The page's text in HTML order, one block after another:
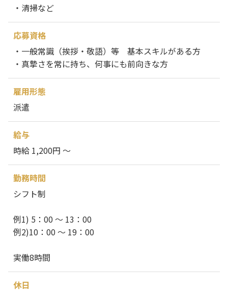
・清掃など
応募資格
・一般常識（挨拶・敬語）等 基本スキルがある方
・真摯さを常に持ち、何事にも前向きな方
雇用形態
派遣
給与
時給 1,200円 ～
勤務時間
シフト制
例1) 5：00 ～ 13：00
例2)10：00 ～ 19：00
実働8時間
休日